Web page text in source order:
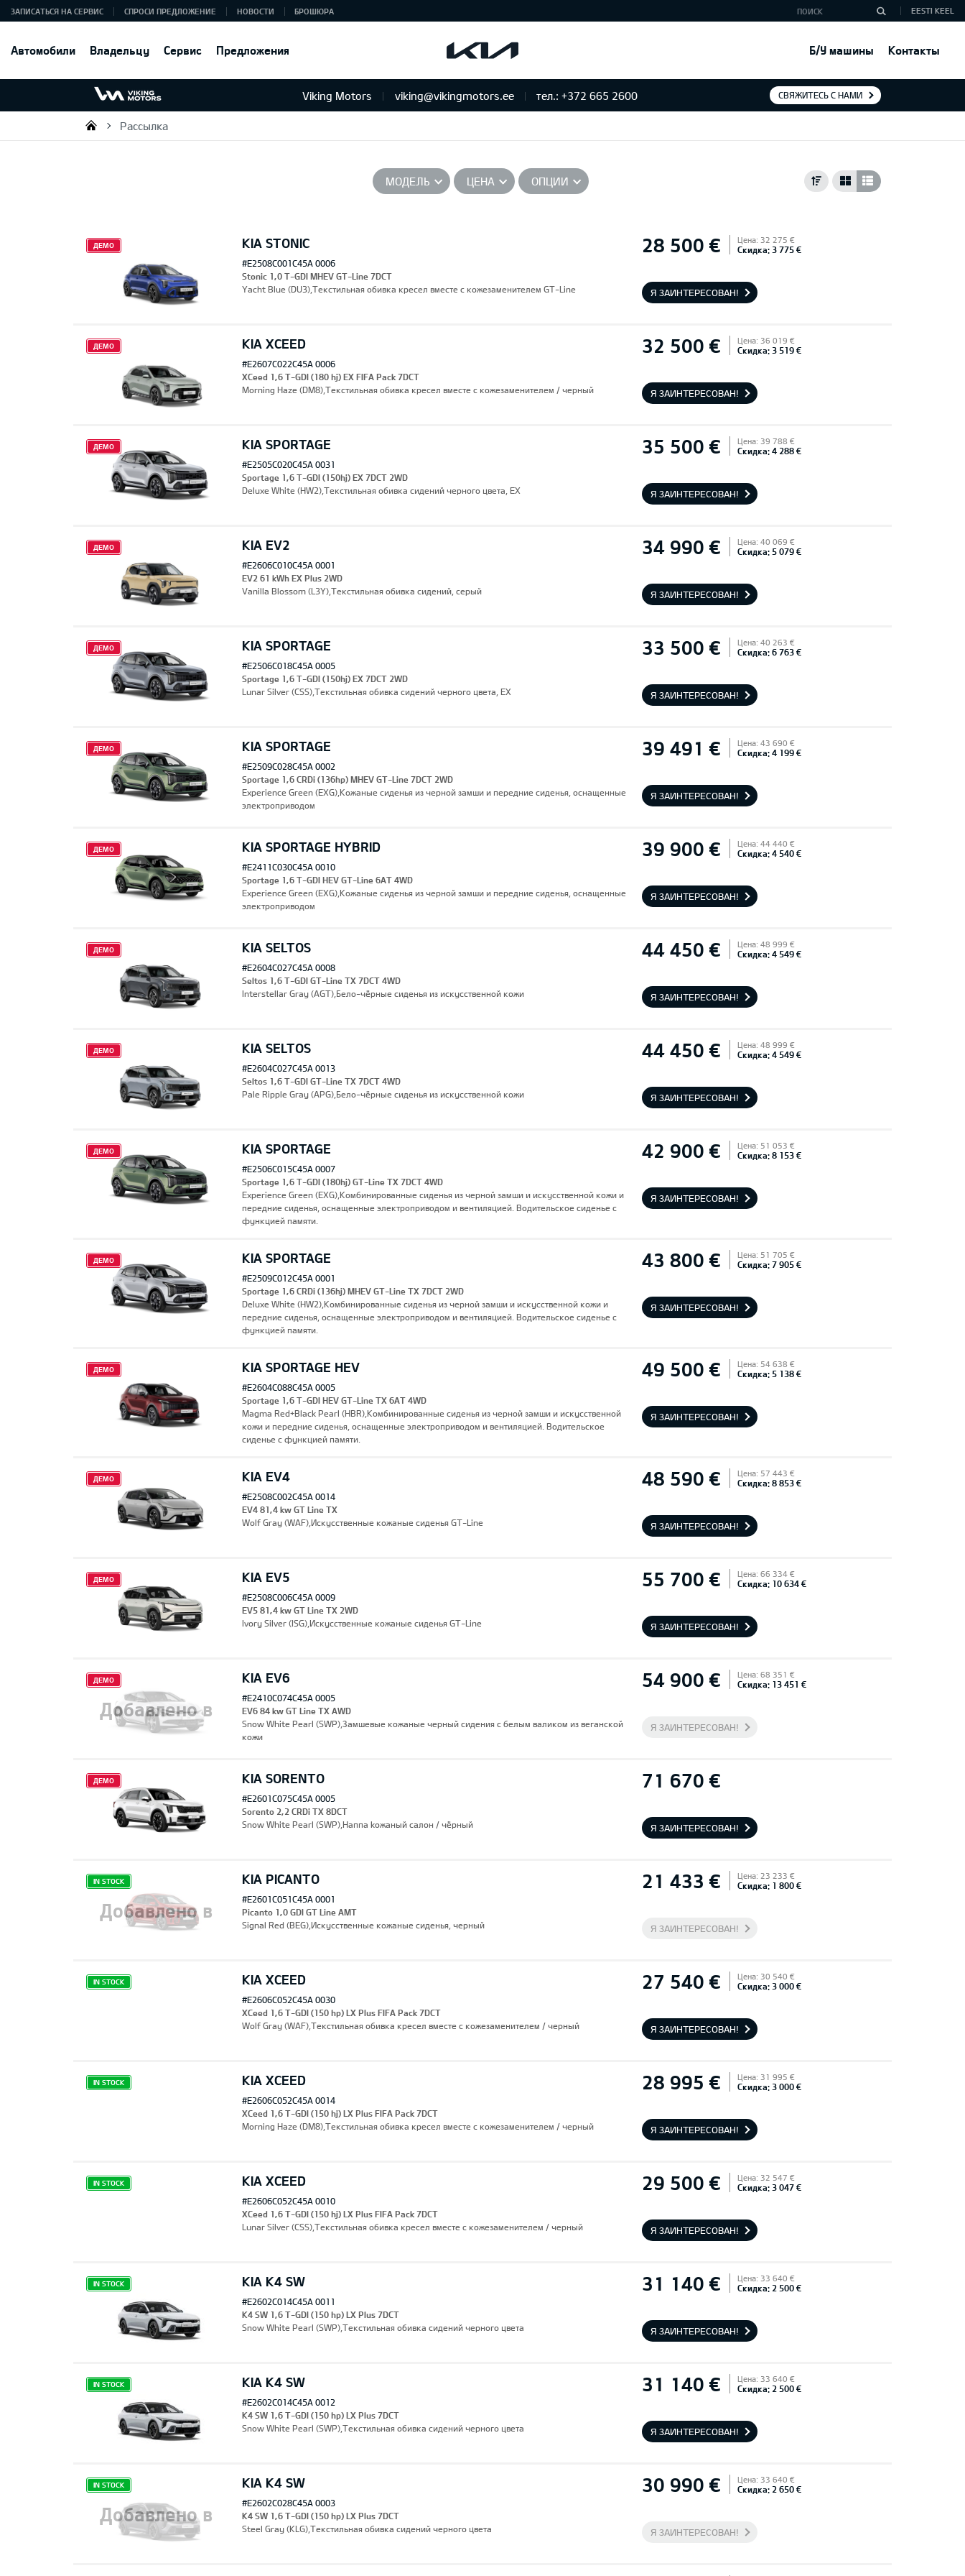
Автомобили Владельцу Сервис Предложения Б/У машины Контакты
ЗАПИСАТЬСЯ НА СЕРВИС СПРОСИ ПРЕДЛОЖЕНИЕ НОВОСТИ БРОШЮРА EESTI KEEL
Viking Motors viking@vikingmotors.ee тел.: +372 665 2600 СВЯЖИТЕСЬ С НАМИ
Viking Motors - Kia продажа, обслуживание и ремонт
Рассылка
МОДЕЛЬ ЦЕНА ОПЦИИ
KIA STONIC 28 500 € Цена: 32 275 €
Скидка: 3 775 €
ДЕМО
#E2508C001C45A 0006
Stonic 1,0 T-GDI MHEV GT-Line 7DCT
Yacht Blue (DU3),Текстильная обивка кресел вместе с кожезаменителем GT-Line
Я ЗАИНТЕРЕСОВАН!
KIA XCEED 32 500 € Цена: 36 019 €
Скидка: 3 519 €
ДЕМО
#E2607C022C45A 0006
XCeed 1,6 T-GDI (180 hj) EX FIFA Pack 7DCT
Morning Haze (DM8),Текстильная обивка кресел вместе с кожезаменителем / черный
Я ЗАИНТЕРЕСОВАН!
KIA SPORTAGE 35 500 € Цена: 39 788 €
Скидка: 4 288 €
ДЕМО
#E2505C020C45A 0031
Sportage 1,6 T-GDI (150hj) EX 7DCT 2WD
Deluxe White (HW2),Текстильная обивка сидений черного цвета, EX
Я ЗАИНТЕРЕСОВАН!
KIA EV2 34 990 € Цена: 40 069 €
Скидка: 5 079 €
ДЕМО
#E2606C010C45A 0001
EV2 61 kWh EX Plus 2WD
Vanilla Blossom (L3Y),Текстильная обивка сидений, серый
Я ЗАИНТЕРЕСОВАН!
KIA SPORTAGE 33 500 € Цена: 40 263 €
Скидка: 6 763 €
ДЕМО
#E2506C018C45A 0005
Sportage 1,6 T-GDI (150hj) EX 7DCT 2WD
Lunar Silver (CSS),Текстильная обивка сидений черного цвета, EX
Я ЗАИНТЕРЕСОВАН!
KIA SPORTAGE 39 491 € Цена: 43 690 €
Скидка: 4 199 €
ДЕМО
#E2509C028C45A 0002
Sportage 1,6 CRDi (136hp) MHEV GT-Line 7DCT 2WD
Experience Green (EXG),Кожаные сиденья из черной замши и передние сиденья, оснащенные
электроприводом
Я ЗАИНТЕРЕСОВАН!
KIA SPORTAGE HYBRID 39 900 € Цена: 44 440 €
Скидка: 4 540 €
ДЕМО
#E2411C030C45A 0010
Sportage 1,6 T-GDI HEV GT-Line 6AT 4WD
Experience Green (EXG),Кожаные сиденья из черной замши и передние сиденья, оснащенные
электроприводом
Я ЗАИНТЕРЕСОВАН!
KIA SELTOS 44 450 € Цена: 48 999 €
Скидка: 4 549 €
ДЕМО
#E2604C027C45A 0008
Seltos 1,6 T-GDI GT-Line TX 7DCT 4WD
Interstellar Gray (AGT),Бело-чёрные сиденья из искусственной кожи
Я ЗАИНТЕРЕСОВАН!
KIA SELTOS 44 450 € Цена: 48 999 €
Скидка: 4 549 €
ДЕМО
#E2604C027C45A 0013
Seltos 1,6 T-GDI GT-Line TX 7DCT 4WD
Pale Ripple Gray (APG),Бело-чёрные сиденья из искусственной кожи
Я ЗАИНТЕРЕСОВАН!
KIA SPORTAGE 42 900 € Цена: 51 053 €
Скидка: 8 153 €
ДЕМО
#E2506C015C45A 0007
Sportage 1,6 T-GDI (180hj) GT-Line TX 7DCT 4WD
Experience Green (EXG),Комбинированные сиденья из черной замши и искусственной кожи и
передние сиденья, оснащенные электроприводом и вентиляцией. Водительское сиденье с
функцией памяти.
Я ЗАИНТЕРЕСОВАН!
KIA SPORTAGE 43 800 € Цена: 51 705 €
Скидка: 7 905 €
ДЕМО
#E2509C012C45A 0001
Sportage 1,6 CRDi (136hj) MHEV GT-Line TX 7DCT 2WD
Deluxe White (HW2),Комбинированные сиденья из черной замши и искусственной кожи и
передние сиденья, оснащенные электроприводом и вентиляцией. Водительское сиденье с
функцией памяти.
Я ЗАИНТЕРЕСОВАН!
KIA SPORTAGE HEV 49 500 € Цена: 54 638 €
Скидка: 5 138 €
ДЕМО
#E2604C088C45A 0005
Sportage 1,6 T-GDI HEV GT-Line TX 6AT 4WD
Magma Red+Black Pearl (HBR),Комбинированные сиденья из черной замши и искусственной
кожи и передние сиденья, оснащенные электроприводом и вентиляцией. Водительское
сиденье с функцией памяти.
Я ЗАИНТЕРЕСОВАН!
KIA EV4 48 590 € Цена: 57 443 €
Скидка: 8 853 €
ДЕМО
#E2508C002C45A 0014
EV4 81,4 kw GT Line TX
Wolf Gray (WAF),Искусственные кожаные сиденья GT-Line
Я ЗАИНТЕРЕСОВАН!
KIA EV5 55 700 € Цена: 66 334 €
Скидка: 10 634 €
ДЕМО
#E2508C006C45A 0009
EV5 81,4 kw GT Line TX 2WD
Ivory Silver (ISG),Искусственные кожаные сиденья GT-Line
Я ЗАИНТЕРЕСОВАН!
KIA EV6
Добавлено в
закладки
54 900 € Цена: 68 351 €
Скидка: 13 451 €
ДЕМО
#E2410C074C45A 0005
EV6 84 kw GT Line TX AWD
Snow White Pearl (SWP),Замшевые кожаные черный сидения с белым валиком из веганской
кожи
Я ЗАИНТЕРЕСОВАН!
KIA SORENTO 71 670 €
ДЕМО
#E2601C075C45A 0005
Sorento 2,2 CRDi TX 8DCT
Snow White Pearl (SWP),Hаппа kожаный салон / чёрный
Я ЗАИНТЕРЕСОВАН!
KIA PICANTO
Добавлено в
закладки
21 433 € Цена: 23 233 €
Скидка: 1 800 €
IN STOCK
#E2601C051C45A 0001
Picanto 1,0 GDI GT Line AMT
Signal Red (BEG),Искусственные кожаные сиденья, черный
Я ЗАИНТЕРЕСОВАН!
KIA XCEED 27 540 € Цена: 30 540 €
Скидка: 3 000 €
IN STOCK
#E2606C052C45A 0030
XCeed 1,6 T-GDI (150 hp) LX Plus FIFA Pack 7DCT
Wolf Gray (WAF),Текстильная обивка кресел вместе с кожезаменителем / черный
Я ЗАИНТЕРЕСОВАН!
KIA XCEED 28 995 € Цена: 31 995 €
Скидка: 3 000 €
IN STOCK
#E2606C052C45A 0014
XCeed 1,6 T-GDI (150 hj) LX Plus FIFA Pack 7DCT
Morning Haze (DM8),Текстильная обивка кресел вместе с кожезаменителем / черный
Я ЗАИНТЕРЕСОВАН!
KIA XCEED 29 500 € Цена: 32 547 €
Скидка: 3 047 €
IN STOCK
#E2606C052C45A 0010
XCeed 1,6 T-GDI (150 hj) LX Plus FIFA Pack 7DCT
Lunar Silver (CSS),Текстильная обивка кресел вместе с кожезаменителем / черный
Я ЗАИНТЕРЕСОВАН!
KIA K4 SW 31 140 € Цена: 33 640 €
Скидка: 2 500 €
IN STOCK
#E2602C014C45A 0011
K4 SW 1,6 T-GDI (150 hp) LX Plus 7DCT
Snow White Pearl (SWP),Текстильная обивка сидений черного цвета
Я ЗАИНТЕРЕСОВАН!
KIA K4 SW 31 140 € Цена: 33 640 €
Скидка: 2 500 €
IN STOCK
#E2602C014C45A 0012
K4 SW 1,6 T-GDI (150 hp) LX Plus 7DCT
Snow White Pearl (SWP),Текстильная обивка сидений черного цвета
Я ЗАИНТЕРЕСОВАН!
KIA K4 SW
Добавлено в
30 990 € Цена: 33 640 €
Скидка: 2 650 €
IN STOCK
#E2602C028C45A 0003
K4 SW 1,6 T-GDI (150 hp) LX Plus 7DCT
Steel Gray (KLG),Текстильная обивка сидений черного цвета
Я ЗАИНТЕРЕСОВАН!